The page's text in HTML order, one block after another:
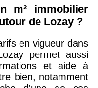
11 141 €
m² immobilier
de Lozay ?
en vigueur dans
permet aussi
et aide à
bien, notamment